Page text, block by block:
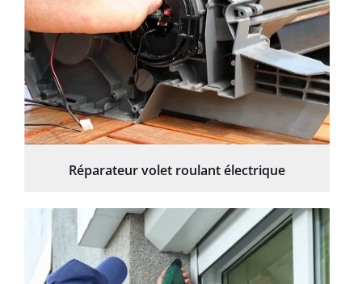
Réparateur volet roulant électrique